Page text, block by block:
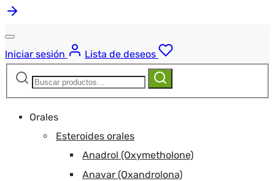
Iniciar sesión
Lista de deseos
Buscar:
Buscar
Orales
Esteroides orales
Anadrol (Oxymetholone)
Anavar (Oxandrolona)